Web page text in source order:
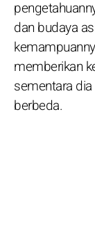
dan budaya
memberikan
sementara
berbeda.